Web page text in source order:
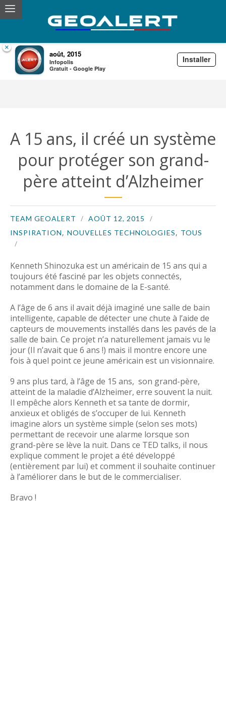
×
août, 2015
Infopolis
Gratuit - Google Play
Installer
Archives for Août,2015
A 15 ans, il créé un système
pour protéger son grand-
père atteint d’Alzheimer
TEAM GEOALERT
AOÛT 12, 2015
INSPIRATION, NOUVELLES TECHNOLOGIES, TOUS
Kenneth Shinozuka est un américain de 15 ans qui a
toujours été fasciné par les objets connectés,
notamment dans le domaine de la E-santé.
A l’âge de 6 ans il avait déjà imaginé une salle de bain
intelligente, capable de détecter une chute à l’aide de
capteurs de mouvements installés dans les pavés de la
salle de bain. Ce projet n’a naturellement jamais vu le
jour (Il n’avait que 6 ans !) mais il montre encore une
fois à quel point ce jeune américain est un visionnaire.
9 ans plus tard, à l’âge de 15 ans, son grand-père,
atteint de la maladie d’Alzheimer, erre souvent la nuit.
Il empêche alors Kenneth et sa tante de dormir,
anxieux et obligés de s’occuper de lui. Kenneth
imagine alors un système simple (selon ses mots)
permettant de recevoir une alarme lorsque son
grand-père se lève la nuit. Dans ce TED talks, il nous
explique comment le projet a été développé
(entièrement par lui) et comment il souhaite continuer
à l’améliorer dans le but de le commercialiser.
Bravo !